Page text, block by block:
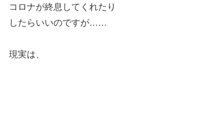
コロナが終息してくれたり
したらいいのですが……
現実は、